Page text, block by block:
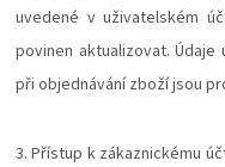
uvedené v uživatelském
povinen aktualizovat.
při objednávání zboží jsou
3. Přístup k zákaznickému